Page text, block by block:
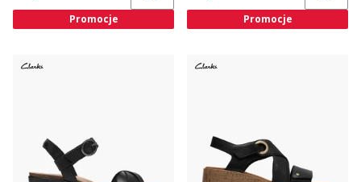
Promocje Promocje